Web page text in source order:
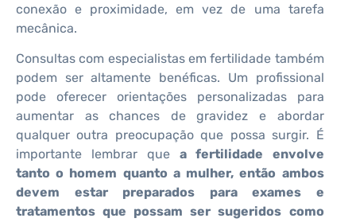
conexão e proximidade, em vez de uma tarefa
mecânica.
Consultas com especialistas em fertilidade também
podem ser altamente benéficas. Um profissional
pode oferecer orientações personalizadas para
aumentar as chances de gravidez e abordar
qualquer outra preocupação que possa surgir. É
importante lembrar quea fertilidade envolve
tanto o homem quanto a mulher, então ambos
devem estar preparados para exames e
tratamentos que possam ser sugeridos como